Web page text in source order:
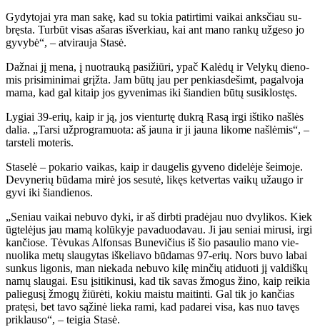
Gy­dy­to­jai yra man sa­kę, kad su to­kia pa­tir­ti­mi vai­kai anks­čiau su­
bręs­ta. Tur­būt vi­sas aša­ras iš­ver­kiau, kai ant ma­no ran­kų už­ge­so jo
gy­vy­bė“, – at­vi­rau­ja Sta­sė.
Daž­nai jį me­na, į nuo­trau­ką pa­si­žiū­ri, ypač Ka­lė­dų ir Ve­ly­kų die­no­
mis pri­si­mi­ni­mai grįž­ta. Jam bū­tų jau per pen­kias­de­šimt, pa­gal­vo­ja
ma­ma, kad gal ki­taip jos gy­ve­ni­mas iki šian­dien bū­tų su­si­klos­tęs.
Ly­giai 39-erių, kaip ir ją, jos vien­tur­tę duk­rą Ra­są ir­gi iš­ti­ko naš­lės
da­lia. „Tar­si už­prog­ra­muo­ta: aš jau­na ir ji jau­na li­ko­me naš­lė­mis“, –
tars­te­li mo­te­ris.
Sta­se­lė – po­ka­rio vai­kas, kaip ir dau­ge­lis gy­ve­no di­de­lė­je šei­mo­je.
De­vy­ne­rių bū­da­ma mi­rė jos se­su­tė, li­kęs ket­ver­tas vai­kų už­au­go ir
gy­vi iki šian­die­nos.
„Se­niau vai­kai ne­bu­vo dy­ki, ir aš dirb­ti pra­dė­jau nuo dvy­li­kos. Kiek
ūg­te­lė­jus jau ma­mą ko­lū­ky­je pa­va­duo­da­vau. Ji jau se­niai mi­ru­si, ir­gi
kan­čio­se. Tė­vu­kas Al­fon­sas Bu­ne­vi­čius iš šio pa­sau­lio ma­no vie­
nuo­li­ka me­tų slau­gy­tas iš­ke­lia­vo bū­da­mas 97-erių. Nors bu­vo la­bai
sun­kus li­go­nis, man nie­ka­da ne­bu­vo ki­lę min­čių ati­duo­ti jį val­diš­kų
na­mų slau­gai. Esu įsi­ti­ki­nu­si, kad tik sa­vas žmo­gus ži­no, kaip rei­kia
pa­lie­gu­sį žmo­gų žiū­rė­ti, ko­kiu mais­tu mai­tin­ti. Gal tik jo kan­čias
pra­tę­si, bet ta­vo są­ži­nė lie­ka ra­mi, kad pa­da­rei vi­sa, kas nuo ta­vęs
pri­klau­so“, – tei­gia Sta­sė.